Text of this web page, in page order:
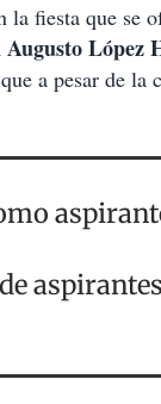
fiesta que se
Augusto López
a pesar de la